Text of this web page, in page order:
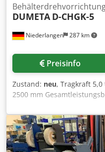
Niederlangen 287 km
DUMETA D-CHGK-5
Preisinfo
Zustand: neu, Tragkraft
2500 mm
Antriebseinheit max. 2500
max. 2500 kg
des Tisches 100 - 1000
140 mm
(Start-Stopp/Links-Rechts)